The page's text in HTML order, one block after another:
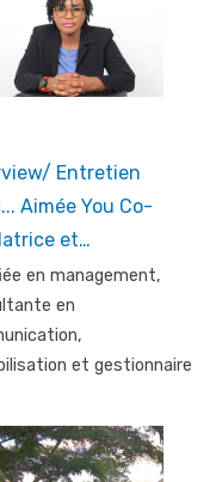
Entretien
Aimée You Co-
et…
en management,
en
et gestionnaire